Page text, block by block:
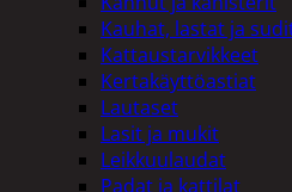
Kauhat, lastat ja
Kattaustarvikkeet
Kertakäyttöastiat
Lautaset
Lasit ja mukit
Leikkuulaudat
Padat ja kattilat